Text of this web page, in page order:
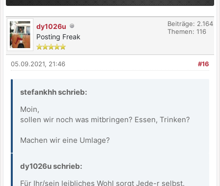
dy1026u
Posting Freak
Beiträge: 2.164
Themen: 116
#16
05.09.2021, 21:46
stefankhh schrieb:
Moin,
sollen wir noch was mitbringen? Essen, Trinken?
Machen wir eine Umlage?
dy1026u schrieb:
Für Ihr/sein leibliches Wohl sorgt Jede-r selbst.